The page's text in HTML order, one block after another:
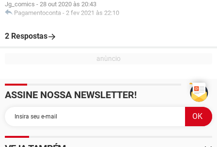
Jg_comics - 28 out 2020 às 20:43
Pagamentoconta - 2 fev 2021 às 22:10
2 Respostas
ASSINE NOSSA NEWSLETTER!